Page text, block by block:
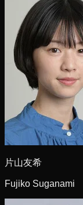
片山友希
Fujiko Suganami